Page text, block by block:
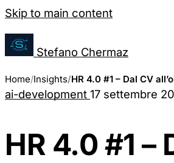
Salta al contenuto
Skip to main content
Stefano Chermaz
Home Insights HR 4.0 #1 – Dal CV
ai-development 17 settembre
HR 4.0 #1
Puoi scegliere di abilitare o
Cookie Necessari